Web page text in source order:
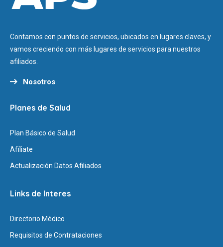
Contamos con puntos de servicios, ubicados en lugares claves, y
vamos creciendo con más lugares de servicios para nuestros
afiliados.
Nosotros
Planes de Salud
Plan Básico de Salud
Afíliate
Actualización Datos Afiliados
Links de Interes
Directorio Médico
Requisitos de Contrataciones